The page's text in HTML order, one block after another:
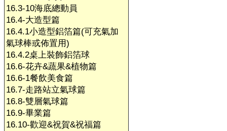
16.3-10海底總動員
16.4-大造型篇
16.4.1小造型鋁箔篇(可充氣加
氣球棒或佈置用)
16.4.2桌上裝飾鋁箔球
16.6-花卉&蔬果&植物篇
16.6-1餐飲美食篇
16.7-走路站立氣球篇
16.8-雙層氣球篇
16.9-畢業篇
16.10-歡迎&祝賀&祝福篇